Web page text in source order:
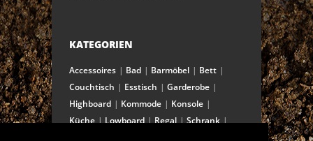
KATEGORIEN
Accessoires Bad Barmöbel
Bett
Couchtisch
Esstisch
Garderobe
Highboard
Kommode
Konsole
Küche
Lowboard Regal
Schrank